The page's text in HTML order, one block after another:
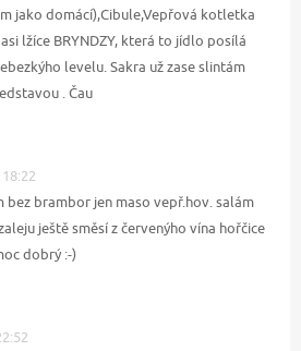
jako domácí),Cibule,Vepřová kotletka
lžíce BRYNDZY, která to jídlo posílá
levelu. Sakra už zase slintám
. Čau
bez brambor jen maso vepř.hov. salám
ještě směsí z červenýho vína hořčice
dobrý :-)